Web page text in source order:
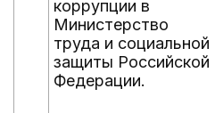
коррупции в
Министерство
труда и социальной
защиты Российской
Федерации.